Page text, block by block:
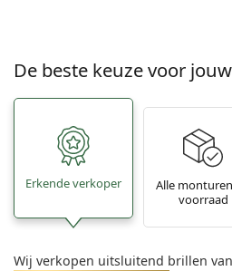
De beste keuze voor
Erkende verkoper
Alle
voorraad
Wij verkopen uitsluitend brillen